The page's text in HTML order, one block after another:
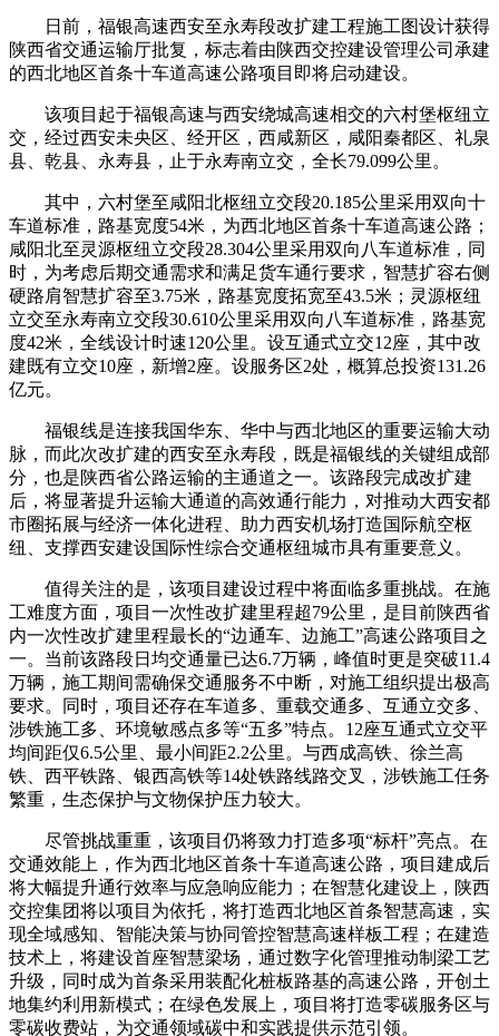
日前，福银高速西安至永寿段改扩建工程施工图设计获得
陕西省交通运输厅批复，标志着由陕西交控建设管理公司承建
的西北地区首条十车道高速公路项目即将启动建设。
该项目起于福银高速与西安绕城高速相交的六村堡枢纽立
交，经过西安未央区、经开区，西咸新区，咸阳秦都区、礼泉
县、乾县、永寿县，止于永寿南立交，全长79.099公里。
其中，六村堡至咸阳北枢纽立交段20.185公里采用双向十
车道标准，路基宽度54米，为西北地区首条十车道高速公路；
咸阳北至灵源枢纽立交段28.304公里采用双向八车道标准，同
时，为考虑后期交通需求和满足货车通行要求，智慧扩容右侧
硬路肩智慧扩容至3.75米，路基宽度拓宽至43.5米；灵源枢纽
立交至永寿南立交段30.610公里采用双向八车道标准，路基宽
度42米，全线设计时速120公里。设互通式立交12座，其中改
建既有立交10座，新增2座。设服务区2处，概算总投资131.26
亿元。
福银线是连接我国华东、华中与西北地区的重要运输大动
脉，而此次改扩建的西安至永寿段，既是福银线的关键组成部
分，也是陕西省公路运输的主通道之一。该路段完成改扩建
后，将显著提升运输大通道的高效通行能力，对推动大西安都
市圈拓展与经济一体化进程、助力西安机场打造国际航空枢
纽、支撑西安建设国际性综合交通枢纽城市具有重要意义。
值得关注的是，该项目建设过程中将面临多重挑战。在施
工难度方面，项目一次性改扩建里程超79公里，是目前陕西省
内一次性改扩建里程最长的“边通车、边施工”高速公路项目之
一。当前该路段日均交通量已达6.7万辆，峰值时更是突破11.4
万辆，施工期间需确保交通服务不中断，对施工组织提出极高
要求。同时，项目还存在车道多、重载交通多、互通立交多、
涉铁施工多、环境敏感点多等“五多”特点。12座互通式立交平
均间距仅6.5公里、最小间距2.2公里。与西成高铁、徐兰高
铁、西平铁路、银西高铁等14处铁路线路交叉，涉铁施工任务
繁重，生态保护与文物保护压力较大。
尽管挑战重重，该项目仍将致力打造多项“标杆”亮点。在
交通效能上，作为西北地区首条十车道高速公路，项目建成后
将大幅提升通行效率与应急响应能力；在智慧化建设上，陕西
交控集团将以项目为依托，将打造西北地区首条智慧高速，实
现全域感知、智能决策与协同管控智慧高速样板工程；在建造
技术上，将建设首座智慧梁场，通过数字化管理推动制梁工艺
升级，同时成为首条采用装配化桩板路基的高速公路，开创土
地集约利用新模式；在绿色发展上，项目将打造零碳服务区与
零碳收费站，为交通领域碳中和实践提供示范引领。